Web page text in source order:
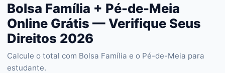
Bolsa Família + Pé-de-Meia
Online Grátis — Verifique Seus
Direitos 2026
Calcule o total com Bolsa Família e o Pé-de-Meia para
estudante.